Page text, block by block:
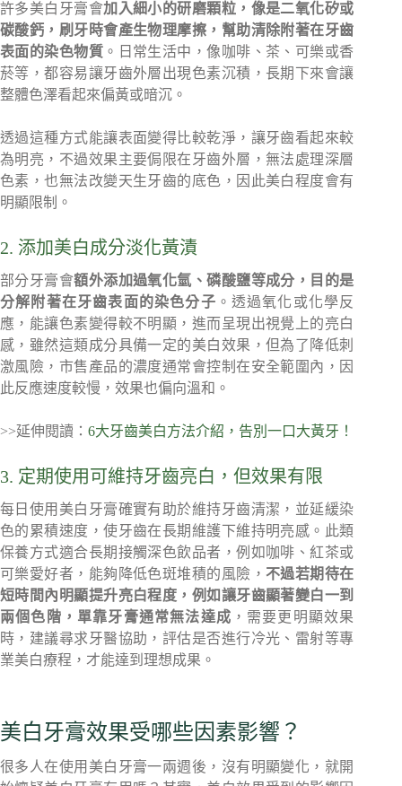
許多美白牙膏會加入細小的研磨顆粒，像是二氧化矽或
碳酸鈣，刷牙時會產生物理摩擦，幫助清除附著在牙齒
表面的染色物質 。日常生活中，像咖啡、茶、可樂或香
菸等，都容易讓牙齒外層出現色素沉積，長期下來會讓
整體色澤看起來偏黃或暗沉。
透過這種方式能讓表面變得比較乾淨，讓牙齒看起來較
為明亮，不過效果主要侷限在牙齒外層，無法處理深層
色素，也無法改變天生牙齒的底色，因此美白程度會有
明顯限制。
2. 添加美白成分淡化黃漬
部分牙膏會額外添加過氧化氫、磷酸鹽等成分，目的是
分解附著在牙齒表面的染色分子 。透過氧化或化學反
應，能讓色素變得較不明顯，進而呈現出視覺上的亮白
感，雖然這類成分具備一定的美白效果，但為了降低刺
激風險，市售產品的濃度通常會控制在安全範圍內，因
此反應速度較慢，效果也偏向溫和。
>>延伸閱讀： 6大牙齒美白方法介紹，告別一口大黃牙！
3. 定期使用可維持牙齒亮白，但效果有限
每日使用美白牙膏確實有助於維持牙齒清潔，並延緩染
色的累積速度，使牙齒在長期維護下維持明亮感。此類
保養方式適合長期接觸深色飲品者，例如咖啡、紅茶或
可樂愛好者，能夠降低色斑堆積的風險， 不過若期待在
短時間內明顯提升亮白程度，例如讓牙齒顯著變白一到
兩個色階，單靠牙膏通常無法達成 ，需要更明顯效果
時，建議尋求牙醫協助，評估是否進行冷光、雷射等專
業美白療程，才能達到理想成果。
美白牙膏效果受哪些因素影響？
很多人在使用美白牙膏一兩週後，沒有明顯變化，就開